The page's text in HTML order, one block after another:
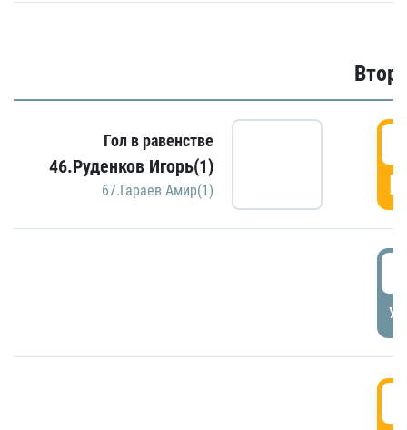
Гол в равенстве
46.Руденков Игорь(1)
67.Гараев Амир(1)